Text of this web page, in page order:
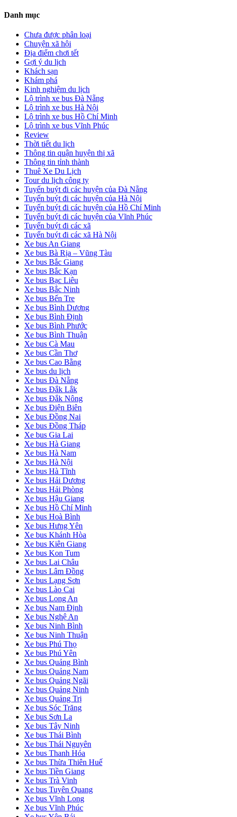
Danh mục
Chưa được phân loại
Chuyện xã hội
Địa điểm chơi tết
Gợi ý du lịch
Khách sạn
Khám phá
Kinh nghiệm du lịch
Lộ trình xe bus Đà Nẵng
Lộ trình xe bus Hà Nội
Lộ trình xe bus Hồ Chí Minh
Lộ trình xe bus Vĩnh Phúc
Review
Thời tiết du lịch
Thông tin quận huyện thị xã
Thông tin tỉnh thành
Thuê Xe Du Lịch
Tour du lịch công ty
Tuyến buýt đi các huyện của Đà Nẵng
Tuyến buýt đi các huyện của Hà Nội
Tuyến buýt đi các huyện của Hồ Chí Minh
Tuyến buýt đi các huyện của Vĩnh Phúc
Tuyến buýt đi các xã
Tuyến buýt đi các xã Hà Nội
Xe bus An Giang
Xe bus Bà Rịa – Vũng Tàu
Xe bus Bắc Giang
Xe bus Bắc Kạn
Xe bus Bạc Liêu
Xe bus Bắc Ninh
Xe bus Bến Tre
Xe bus Bình Dương
Xe bus Bình Định
Xe bus Bình Phước
Xe bus Bình Thuận
Xe bus Cà Mau
Xe bus Cần Thơ
Xe bus Cao Bằng
Xe bus du lịch
Xe bus Đà Nẵng
Xe bus Đắk Lắk
Xe bus Đắk Nông
Xe bus Điện Biên
Xe bus Đồng Nai
Xe bus Đồng Tháp
Xe bus Gia Lai
Xe bus Hà Giang
Xe bus Hà Nam
Xe bus Hà Nội
Xe bus Hà Tĩnh
Xe bus Hải Dương
Xe bus Hải Phòng
Xe bus Hậu Giang
Xe bus Hồ Chí Minh
Xe bus Hoà Bình
Xe bus Hưng Yên
Xe bus Khánh Hòa
Xe bus Kiên Giang
Xe bus Kon Tum
Xe bus Lai Châu
Xe bus Lâm Đồng
Xe bus Lạng Sơn
Xe bus Lào Cai
Xe bus Long An
Xe bus Nam Định
Xe bus Nghệ An
Xe bus Ninh Bình
Xe bus Ninh Thuận
Xe bus Phú Thọ
Xe bus Phú Yên
Xe bus Quảng Bình
Xe bus Quảng Nam
Xe bus Quảng Ngãi
Xe bus Quảng Ninh
Xe bus Quảng Trị
Xe bus Sóc Trăng
Xe bus Sơn La
Xe bus Tây Ninh
Xe bus Thái Bình
Xe bus Thái Nguyên
Xe bus Thanh Hóa
Xe bus Thừa Thiên Huế
Xe bus Tiền Giang
Xe bus Trà Vinh
Xe bus Tuyên Quang
Xe bus Vĩnh Long
Xe bus Vĩnh Phúc